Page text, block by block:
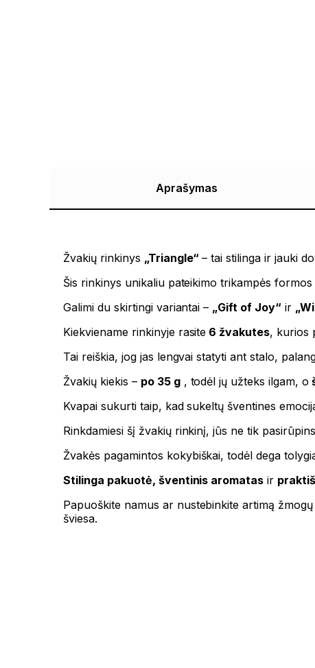
Aprašymas
Žvakių rinkinys „Triangle“ – tai stilinga ir jauki
Šis rinkinys unikaliu pateikimo trikampės
Galimi du skirtingi variantai – „Gift of Joy“ ir
Kiekviename rinkinyje rasite 6 žvakutes, kurios
Tai reiškia, jog jas lengvai statyti ant stalo,
Žvakių kiekis – po 35 g, todėl jų užteks ilgam, o
Kvapai sukurti taip, kad sukeltų šventines
Rinkdamiesi šį žvakių rinkinį, jūs ne tik
Žvakės pagamintos kokybiškai, todėl dega
Stilinga pakuotė, šventinis aromatas ir
Papuoškite namus ar nustebinkite artimą
šviesa.